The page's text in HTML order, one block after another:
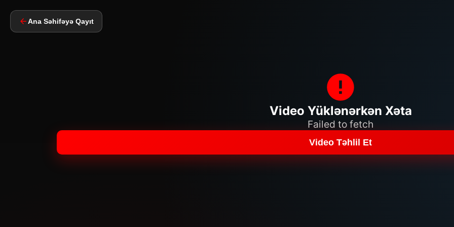
Ana Səhifəyə Qayıt
Video Yüklənərkən Xəta
Failed to fetch
Video Təhlil Et